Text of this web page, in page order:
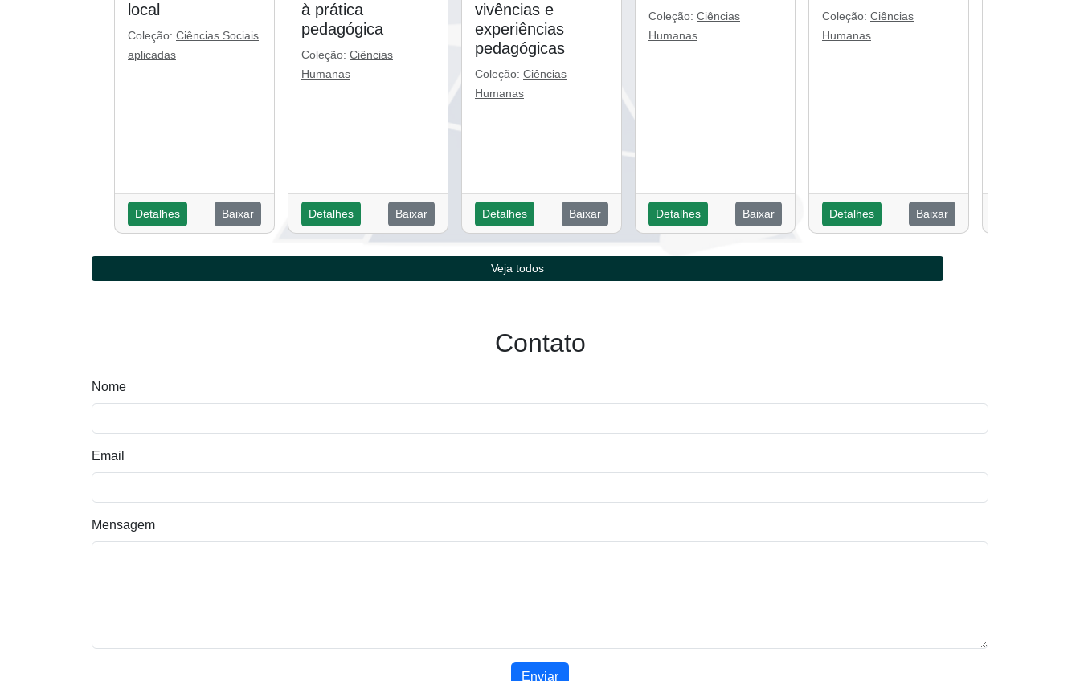
local
Coleção: Ciências Sociais
aplicadas
Detalhes Baixar
à prática
pedagógica
Coleção: Ciências
Humanas
Detalhes Baixar
vivências e
experiências
pedagógicas
Coleção: Ciências
Humanas
Detalhes Baixar
Coleção: Ciências
Humanas
Detalhes Baixar
Coleção: Ciências
Humanas
Detalhes Baixar
Veja todos
Contato
Nome
Email
Mensagem
Enviar